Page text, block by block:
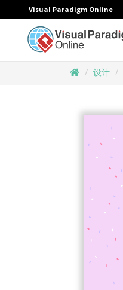
Visual Paradigm Online
设计